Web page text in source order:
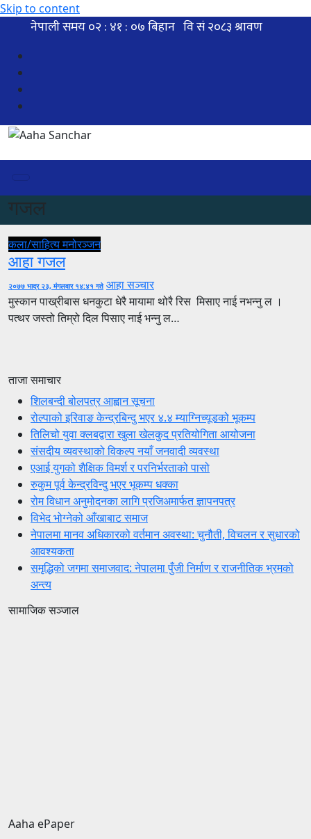
Skip to content
गजल
कला/साहित्यमनोरञ्जन
आहा गजल
२०७७ भाद्र २३, मंगलवार १४:४१ गते आहा सञ्चार
मुस्कान पाख्रीबास धनकुटा धेरै मायामा थोरै रिस मिसाए नाई नभन्नु ल ।
पत्थर जस्तो तिम्रो दिल पिसाए नाई भन्नु ल…
ताजा समाचार
शिलबन्दी बोलपत्र आह्वान सूचना
रोल्पाको इरिवाङ केन्द्रबिन्दु भएर ४.४ म्याग्निच्यूडको भूकम्प
तिलिचो युवा क्लबद्वारा खुला खेलकुद प्रतियोगिता आयोजना
संसदीय व्यवस्थाको विकल्प नयाँ जनवादी व्यवस्था
एआई युगको शैक्षिक विमर्श र परनिर्भरताको पासो
रुकुम पूर्व केन्द्रविन्दु भएर भूकम्प धक्का
रोम विधान अनुमोदनका लागि प्रजिअमार्फत ज्ञापनपत्र
विभेद भोग्नेको आँखाबाट समाज
नेपालमा मानव अधिकारको वर्तमान अवस्था: चुनौती, विचलन र सुधारको
आवश्यकता
समृद्धिको जगमा समाजवाद: नेपालमा पुँजी निर्माण र राजनीतिक भ्रमको
अन्त्य
सामाजिक सञ्जाल
Aaha ePaper